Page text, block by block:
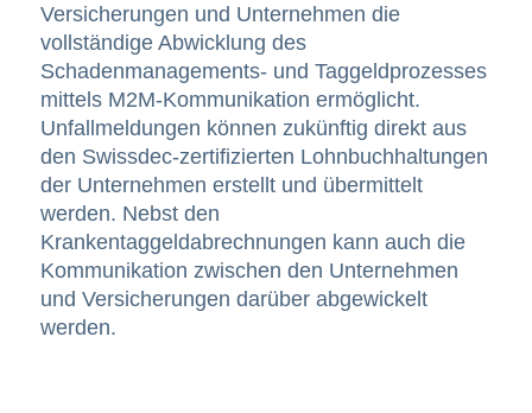
Versicherungen und Unternehmen die
vollständige Abwicklung des
Schadenmanagements- und Taggeldprozesses
mittels M2M-Kommunikation ermöglicht.
Unfallmeldungen können zukünftig direkt aus
den Swissdec-zertifizierten Lohnbuchhaltungen
der Unternehmen erstellt und übermittelt
werden. Nebst den
Krankentaggeldabrechnungen kann auch die
Kommunikation zwischen den Unternehmen
und Versicherungen darüber abgewickelt
werden.